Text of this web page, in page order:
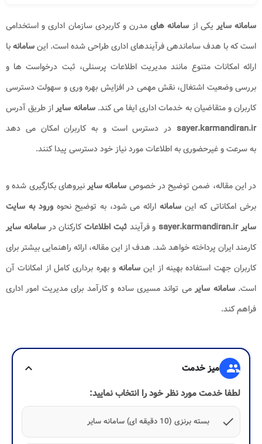
سامانه سایریکی از سامانه هایمدرن و کاربردی سازمان اداری و استخدامی
است که با هدف ساماندهی فرآیندهای اداری طراحی شده است. اینسامانهبا
ارائه امکانات متنوع مانند مدیریت اطلاعات پرسنلی، ثبت درخواست ها و
بررسی وضعیت اشتغال، نقش مهمی در افزایش بهره وری و سهولت دسترسی
کاربران و متقاضیان به خدمات اداری ایفا می کند.سامانه سایراز طریق آدرس
sayer.karmandiran.ir در دسترس است و به کاربران امکان می دهد
به سرعت و غیرحضوری به اطلاعات مورد نیاز خود دسترسی پیدا کنند.
در این مقاله، ضمن توضیح در خصوص سامانه سایرنیروهای بکارگیری شده و
برخی امکاناتی که این سامانه ارائه می شود، به توضیح نحوهورود به سایت
سایرsayer.karmandiran.irو فرآیندثبت اطلاعاتکارکنان درسامانه سایر
کارمند ایران پرداخته خواهد شد. هدف از این مقاله، ارائه راهنمایی بیشتر برای
کاربران جهت استفاده بهینه از این سامانهو بهره برداری کامل از امکانات آن
است.سامانه سایرمی تواند مسیری ساده و کارآمد برای مدیریت امور اداری
فراهم کند.
group میز خدمت
expand_more
لطفا خدمت مورد نظر خود را انتخاب نمایید:
check
بسته برنزی (10 دقیقه ای) سامانه سایر